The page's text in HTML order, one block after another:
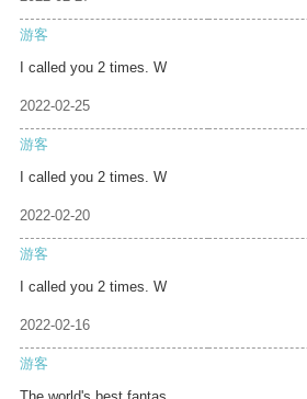
游客
I called you 2 times. W
2022-02-25
游客
I called you 2 times. W
2022-02-20
游客
I called you 2 times. W
2022-02-16
游客